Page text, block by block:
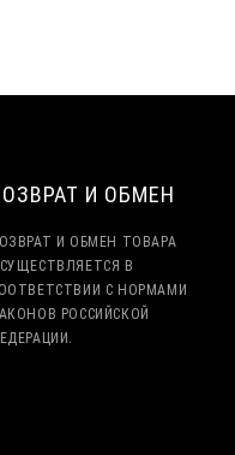
И ОБМЕН
И ОБМЕН ТОВАРА
В
С НОРМАМИ
РОССИЙСКОЙ